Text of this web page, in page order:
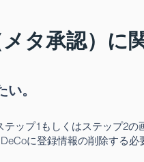
タ承認）に
。
テップ1もしくはステップ2の
に登録情報の削除する